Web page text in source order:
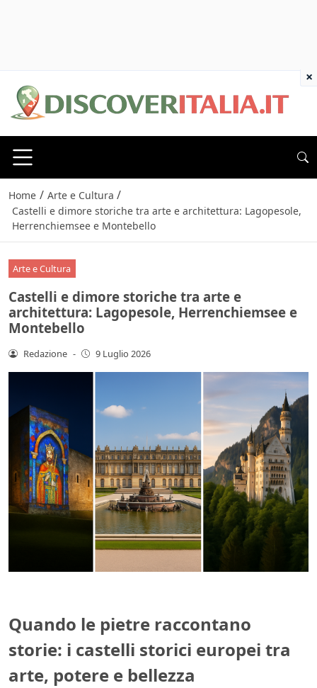
Home / Arte e Cultura /
Castelli e dimore storiche tra arte e architettura: Lagopesole,
Herrenchiemsee e Montebello
Arte e Cultura
Castelli e dimore storiche tra arte e
architettura: Lagopesole, Herrenchiemsee e
Montebello
Redazione - 9 Luglio 2026
Quando le pietre raccontano
storie: i castelli storici europei tra
arte, potere e bellezza
×